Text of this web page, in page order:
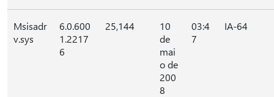
Msisadr
v.sys
6.0.600
1.2217
6
25,144
10
de
mai
o de
200
8
03:4
7
IA-64